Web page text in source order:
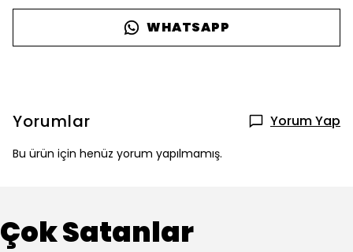
WHATSAPP
Yorumlar Yorum Yap
Bu ürün için henüz yorum yapılmamış.
Çok Satanlar